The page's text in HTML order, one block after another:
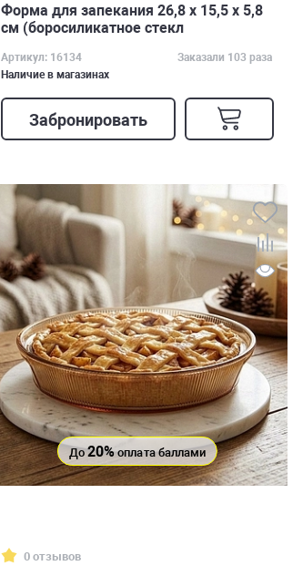
Форма для запекания 26,8 x 15,5 х 5,8
см (боросиликатное стекл
Артикул: 16134
Заказали 103 раза
Наличие в магазинах
Забронировать
До20%оплата баллами
0 отзывов